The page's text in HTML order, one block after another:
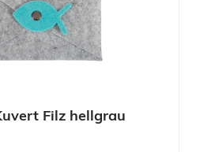
Filz hellgrau